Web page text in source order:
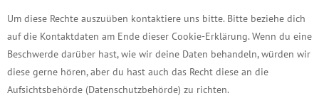
Um diese Rechte auszuüben kontaktiere uns bitte. Bitte beziehe dich
auf die Kontaktdaten am Ende dieser Cookie-Erklärung. Wenn du eine
Beschwerde darüber hast, wie wir deine Daten behandeln, würden wir
diese gerne hören, aber du hast auch das Recht diese an die
Aufsichtsbehörde (Datenschutzbehörde) zu richten.